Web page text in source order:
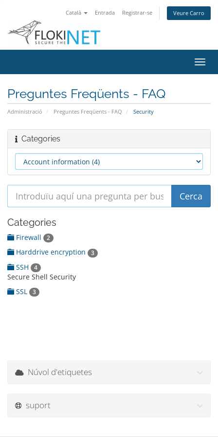
Català Entrada Registrar-se Veure Carro
la
Preguntes Freqüents - FAQ
Administració Preguntes Freqüents - FAQ Security
Categories
Categories
Firewall 2
Harddrive encryption 3
SSH 4
Secure Shell Security
SSL
3
Núvol d'etiquetes
suport